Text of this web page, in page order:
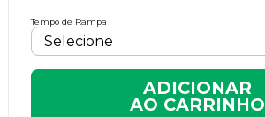
Tempo de Rampa
ADICIONAR
AO CARRINHO